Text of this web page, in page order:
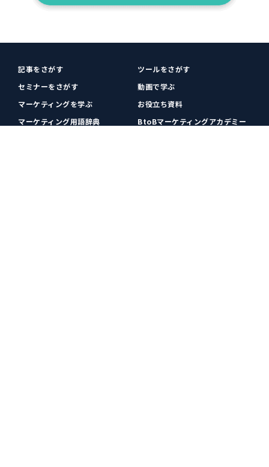
記事をさがす
ツールをさがす
セミナーをさがす
動画で学ぶ
マーケティングを学ぶ
お役立ち資料
マーケティング用語辞典
BtoBマーケティングアカデミー